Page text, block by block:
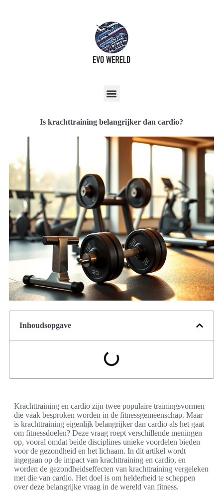
Is krachttraining belangrijker dan cardio?
Inhoudsopgave
Krachttraining en cardio zijn twee populaire trainingsvormen
die vaak besproken worden in de fitnessgemeenschap. Maar
is krachttraining eigenlijk belangrijker dan cardio als het gaat
om fitnessdoelen? Deze vraag roept verschillende meningen
op, vooral omdat beide disciplines unieke voordelen bieden
voor de gezondheid en het lichaam. In dit artikel wordt
ingegaan op de impact van krachttraining en cardio, en
worden de gezondheidseffecten van krachttraining vergeleken
met die van cardio. Het doel is om helderheid te scheppen
over deze belangrijke vraag in de wereld van fitness.